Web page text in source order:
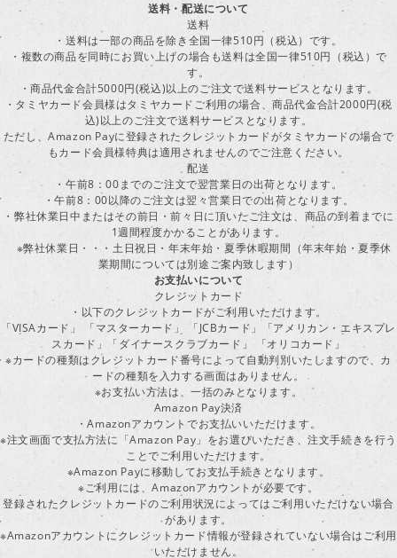
送料・配送について
送料
・送料は一部の商品を除き全国一律510円（税込）です。
・複数の商品を同時にお買い上げの場合も送料は全国一律510円（税込）で
す。
・商品代金合計5000円(税込)以上のご注文で送料サービスとなります。
・タミヤカード会員様はタミヤカードご利用の場合、商品代金合計2000円(税
込)以上のご注文で送料サービスとなります。
ただし、Amazon Payに登録されたクレジットカードがタミヤカードの場合で
もカード会員様特典は適用されませんのでご注意ください。
配送
・午前8：00までのご注文で翌営業日の出荷となります。
・午前8：00以降のご注文は翌々営業日での出荷となります。
・弊社休業日中またはその前日・前々日に頂いたご注文は、商品の到着までに
1週間程度かかることがあります。
※弊社休業日・・・土日祝日・年末年始・夏季休暇期間（年末年始・夏季休
業期間については別途ご案内致します）
お支払いについて
クレジットカード
・以下のクレジットカードがご利用いただけます。
「VISAカード」 「マスターカード」 「JCBカード」「アメリカン・エキスプレ
スカード」「ダイナースクラブカード」 「オリコカード」
※カードの種類はクレジットカード番号によって自動判別いたしますので、カ
ードの種類を入力する画面はありません。
※お支払い方法は、一括のみとなります。
Amazon Pay決済
・Amazonアカウントでお支払いいただけます。
※注文画面で支払方法に「Amazon Pay」をお選びいただき、注文手続きを行う
ことでご利用いただけます。
※Amazon Payに移動してお支払手続きとなります。
※ご利用には、Amazonアカウントが必要です。
登録されたクレジットカードのご利用状況によってはご利用いただけない場合
があります。
※Amazonアカウントにクレジットカード情報が登録されていない場合はご利用
いただけません。